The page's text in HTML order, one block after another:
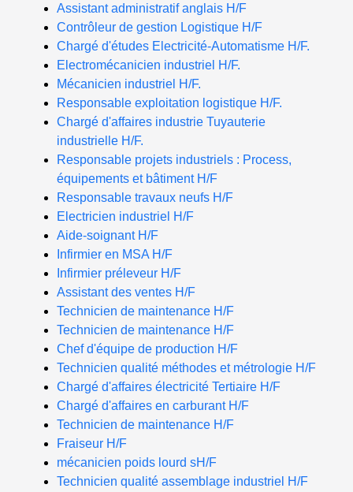
Assistant administratif anglais H/F
Contrôleur de gestion Logistique H/F
Chargé d'études Electricité-Automatisme H/F.
Electromécanicien industriel H/F.
Mécanicien industriel H/F.
Responsable exploitation logistique H/F.
Chargé d'affaires industrie Tuyauterie
industrielle H/F.
Responsable projets industriels : Process,
équipements et bâtiment H/F
Responsable travaux neufs H/F
Electricien industriel H/F
Aide-soignant H/F
Infirmier en MSA H/F
Infirmier préleveur H/F
Assistant des ventes H/F
Technicien de maintenance H/F
Technicien de maintenance H/F
Chef d'équipe de production H/F
Technicien qualité méthodes et métrologie H/F
Chargé d'affaires électricité Tertiaire H/F
Chargé d'affaires en carburant H/F
Technicien de maintenance H/F
Fraiseur H/F
mécanicien poids lourd sH/F
Technicien qualité assemblage industriel H/F